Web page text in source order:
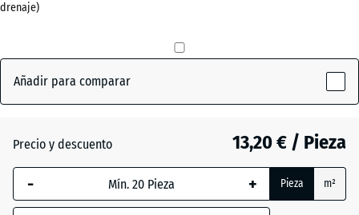
Mostrar
Gris
Antracita - 2,80 €
drenaje)
Añadir para comparar
Precio y descuento 13,20 € / Pieza
- + Pieza m²